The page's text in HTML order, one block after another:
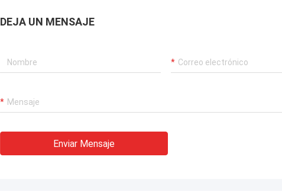
DEJA UN MENSAJE
Enviar Mensaje